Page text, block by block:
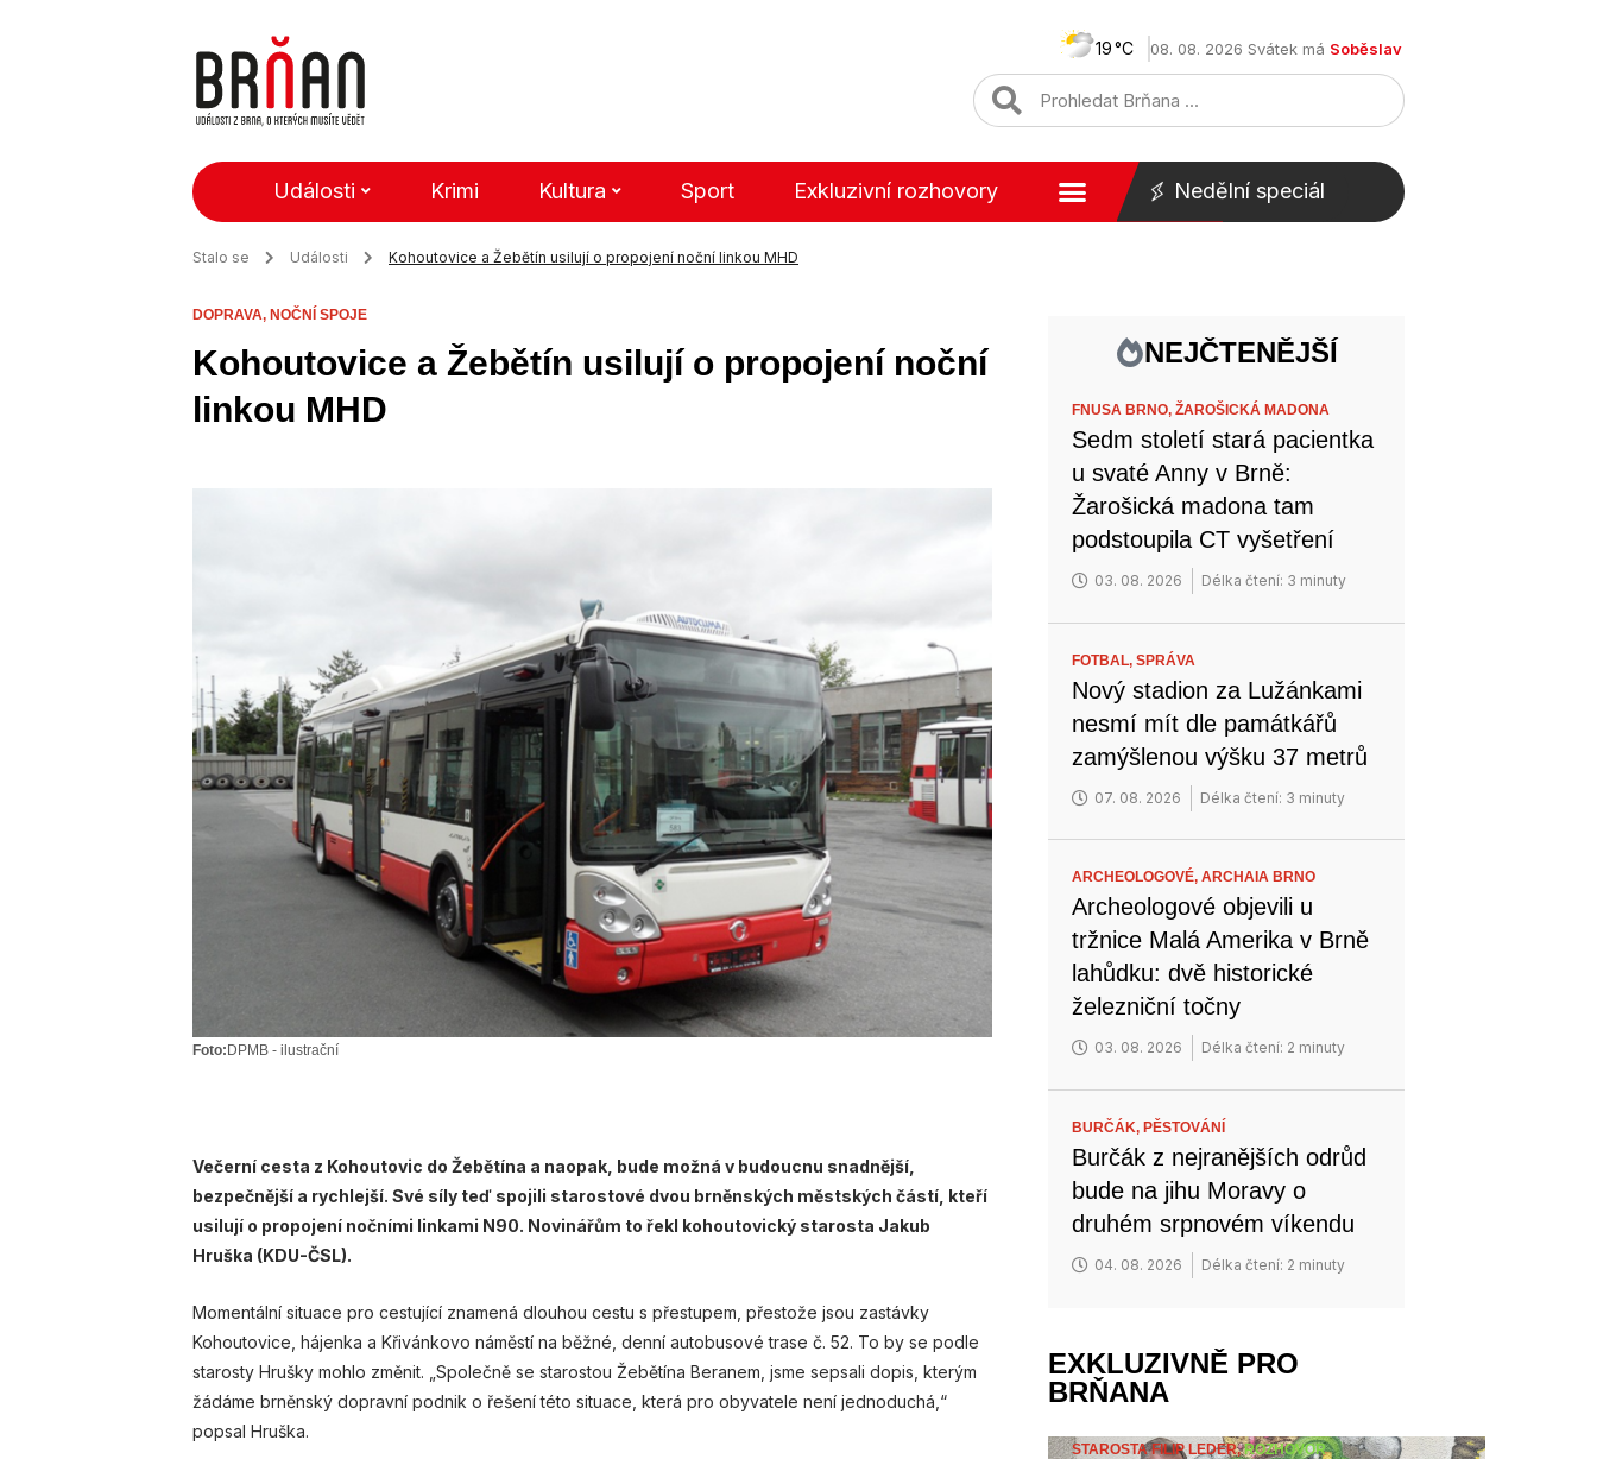
19 08. 08. 2026 Svátek má Soběslav
Události Krimi Kultura Sport Exkluzivní rozhovory Nedělní speciál
Stalo se Události Kohoutovice a Žebětín usilují o propojení noční linkou MHD
DOPRAVA, NOČNÍ SPOJE
Kohoutovice a Žebětín usilují o propojení noční
linkou MHD
Foto: DPMB - ilustrační
Večerní cesta z Kohoutovic do Žebětína a naopak, bude možná v budoucnu snadnější,
bezpečnější a rychlejší. Své síly teď spojili starostové dvou brněnských městských částí, kteří
usilují o propojení nočními linkami N90. Novinářům to řekl kohoutovický starosta Jakub
Hruška (KDU-ČSL).
Momentální situace pro cestující znamená dlouhou cestu s přestupem, přestože jsou zastávky
Kohoutovice, hájenka a Křivánkovo náměstí na běžné, denní autobusové trase č. 52. To by se podle
starosty Hrušky mohlo změnit. „Společně se starostou Žebětína Beranem, jsme sepsali dopis, kterým
žádáme brněnský dopravní podnik o řešení této situace, která pro obyvatele není jednoduchá,“
popsal Hruška.
NEJČTENĚJŠÍ
FNUSA BRNO,ŽAROŠICKÁ MADONA
Sedm století stará pacientka
u svaté Anny v Brně:
Žarošická madona tam
podstoupila CT vyšetření
03. 08. 2026 Délka čtení: 3 minuty
FOTBAL,SPRÁVA
Nový stadion za Lužánkami
nesmí mít dle památkářů
zamýšlenou výšku 37 metrů
07. 08. 2026 Délka čtení: 3 minuty
ARCHEOLOGOVÉ,ARCHAIA BRNO
Archeologové objevili u
tržnice Malá Amerika v Brně
lahůdku: dvě historické
železniční točny
03. 08. 2026 Délka čtení: 2 minuty
BURČÁK,PĚSTOVÁNÍ
Burčák z nejranějších odrůd
bude na jihu Moravy o
druhém srpnovém víkendu
04. 08. 2026 Délka čtení: 2 minuty
EXKLUZIVNĚ PRO
BRŇANA
STAROSTA FILIP LEDER,ROZHOVOR